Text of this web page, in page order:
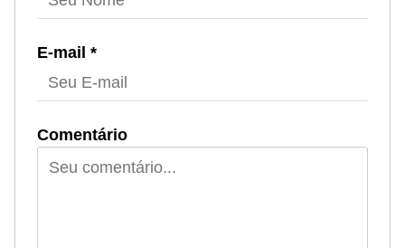
E-mail *
Comentário